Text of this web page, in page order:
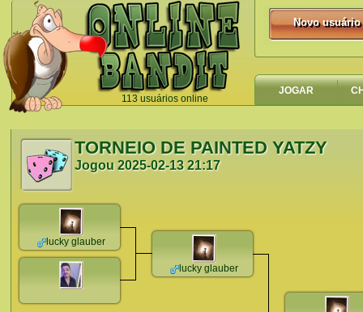
113 usuários online
`
Novo usuário
Novo usuário
JOGAR
TORNEIO DE PAINTED YATZY
Jogou2025-02-13 21:17
lucky glauber
lucky glauber